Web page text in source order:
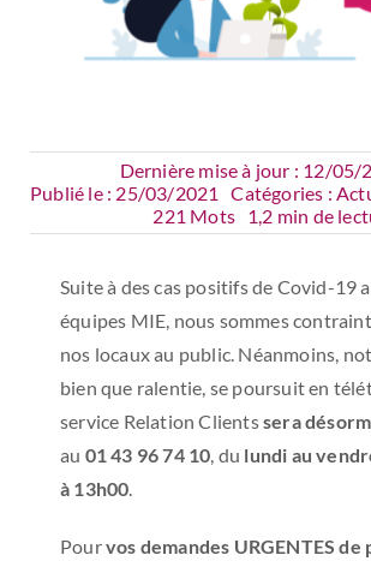
Dernière mise à jour : 12/05/
Publié le : 25/03/2021
Catégories :
221 Mots 1,2 min de
Suite à des cas positifs de Covid-19
équipes MIE, nous sommes
nos locaux au public. Néanmoins,
bien que ralentie, se poursuit en
service Relation Clientssera
au 01 43 96 74 10 , du lundi au
à 13h00
Pourvos demandes URGENTES de